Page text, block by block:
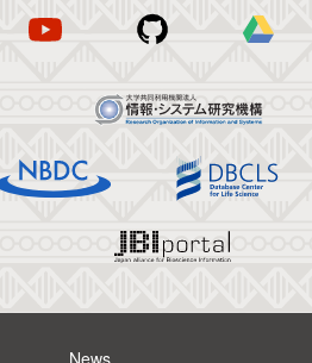
News